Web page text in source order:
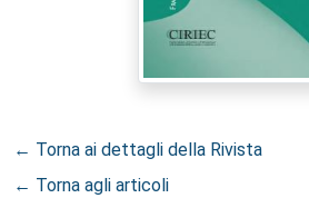
← Torna ai dettagli della Rivista
← Torna agli articoli